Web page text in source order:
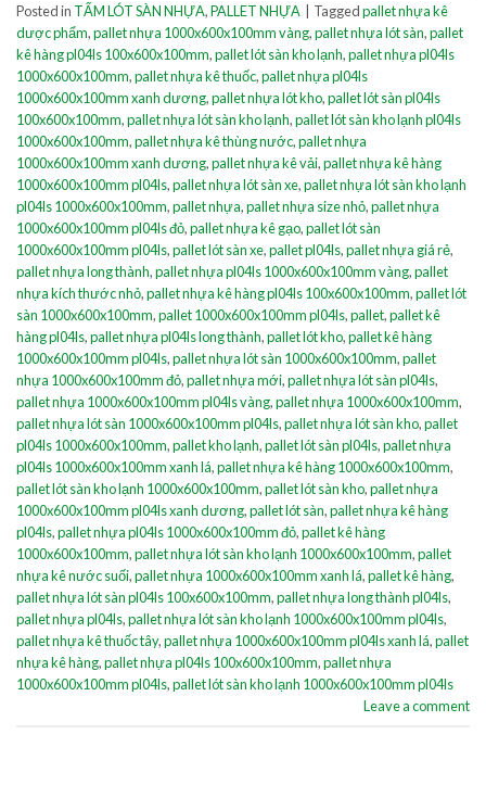
Posted in TẤM LÓT SÀN NHỰA,PALLET NHỰA Taggedpallet nhựa kê
dược phẩm,pallet nhựa 1000x600x100mm vàng,pallet nhựa lót sàn,pallet
kê hàng pl04ls 100x600x100mm,pallet lót sàn kho lạnh,pallet nhựa pl04ls
1000x600x100mm,pallet nhựa kê thuốc,pallet nhựa pl04ls
1000x600x100mm xanh dương,pallet nhựa lót kho,pallet lót sàn pl04ls
100x600x100mm,pallet nhựa lót sàn kho lạnh,pallet lót sàn kho lạnh pl04ls
1000x600x100mm,pallet nhựa kê thùng nước,pallet nhựa
1000x600x100mm xanh dương,pallet nhựa kê vải,pallet nhựa kê hàng
1000x600x100mm pl04ls,pallet nhựa lót sàn xe,pallet nhựa lót sàn kho lạnh
pl04ls 1000x600x100mm,pallet nhựa,pallet nhựa size nhỏ,pallet nhựa
1000x600x100mm pl04ls đỏ,pallet nhựa kê gạo,pallet lót sàn
1000x600x100mm pl04ls,pallet lót sàn xe,pallet pl04ls,pallet nhựa giá rẻ,
pallet nhựa long thành,pallet nhựa pl04ls 1000x600x100mm vàng,pallet
nhựa kích thước nhỏ,pallet nhựa kê hàng pl04ls 100x600x100mm,pallet lót
sàn 1000x600x100mm,pallet 1000x600x100mm pl04ls,pallet,pallet kê
hàng pl04ls,pallet nhựa pl04ls long thành,pallet lót kho,pallet kê hàng
1000x600x100mm pl04ls,pallet nhựa lót sàn 1000x600x100mm,pallet
nhựa 1000x600x100mm đỏ,pallet nhựa mới,pallet nhựa lót sàn pl04ls,
pallet nhựa 1000x600x100mm pl04ls vàng,pallet nhựa 1000x600x100mm,
pallet nhựa lót sàn 1000x600x100mm pl04ls,pallet nhựa lót sàn kho,pallet
pl04ls 1000x600x100mm,pallet kho lạnh,pallet lót sàn pl04ls,pallet nhựa
pl04ls 1000x600x100mm xanh lá,pallet nhựa kê hàng 1000x600x100mm,
pallet lót sàn kho lạnh 1000x600x100mm,pallet lót sàn kho,pallet nhựa
1000x600x100mm pl04ls xanh dương,pallet lót sàn,pallet nhựa kê hàng
pl04ls,pallet nhựa pl04ls 1000x600x100mm đỏ,pallet kê hàng
1000x600x100mm,pallet nhựa lót sàn kho lạnh 1000x600x100mm,pallet
nhựa kê nước suối,pallet nhựa 1000x600x100mm xanh lá,pallet kê hàng,
pallet nhựa lót sàn pl04ls 100x600x100mm,pallet nhựa long thành pl04ls,
pallet nhựa pl04ls,pallet nhựa lót sàn kho lạnh 1000x600x100mm pl04ls,
pallet nhựa kê thuốc tây,pallet nhựa 1000x600x100mm pl04ls xanh lá,pallet
nhựa kê hàng,pallet nhựa pl04ls 100x600x100mm,pallet nhựa
1000x600x100mm pl04ls,pallet lót sàn kho lạnh 1000x600x100mm pl04ls
Leave a comment